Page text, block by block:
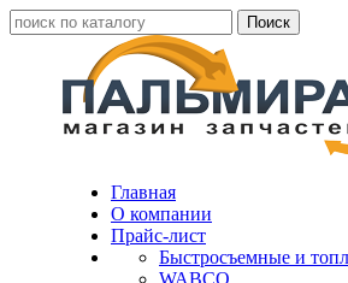
Главная
О компании
Прайс-лист
Быстросъемные и
WABCO